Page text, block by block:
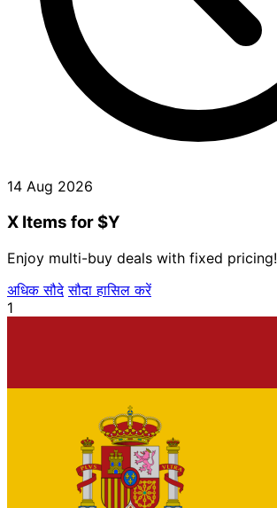
14 Aug 2026
X Items for $Y
Enjoy multi-buy deals with fixed pricing!
अधिक सौदे सौदा हासिल करें
1